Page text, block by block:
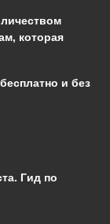
которая
и без
Гид по